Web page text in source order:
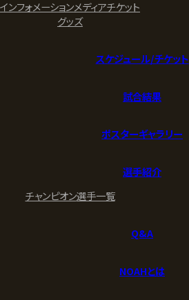
インフォメーションメディアチケット
グッズ
スケジュール/チケット
試合結果
ポスターギャラリー
選手紹介
チャンピオン選手一覧
Q&A
NOAHとは